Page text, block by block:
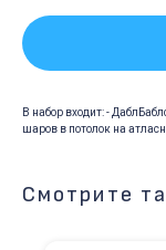
В набор входит: -
шаров в потолок на
Смотрите